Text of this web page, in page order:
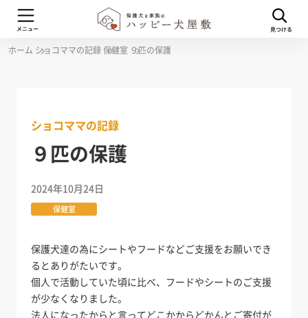
ホーム ショコママの記録保健室 ９匹の保護
ショコママの記録
９匹の保護
2024年10月24日
保健室
保護犬達の為にシートやフードなどご支援をお願いでき
るとありがたいです。
個人で活動していた頃に比べ、フードやシートのご支援
が少なくなりました。
法人になったからと言ってどこかからどかんとご寄付が